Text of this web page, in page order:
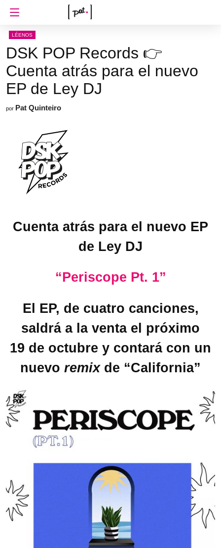
LÉENOS
DSK POP Records 👉
Cuenta atrás para el nuevo
EP de Ley DJ
por Pat Quinteiro
Cuenta atrás para el nuevo EP
de Ley DJ
“Periscope Pt. 1”
El EP, de cuatro canciones,
saldrá a la venta el próximo
19 de octubre y contará con un
nuevo remixde “California”